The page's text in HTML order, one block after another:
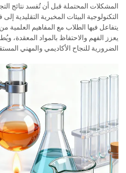
المشكلات المحتملة قبل أن تُفسد نتائج
التكنولوجية البيئات المخبرية التقليدية
يتفاعل فيها الطلاب مع المفاهيم العلمية
يعزز الفهم والاحتفاظ بالمواد المعقدة،
الضرورية للنجاح الأكاديمي والمهني